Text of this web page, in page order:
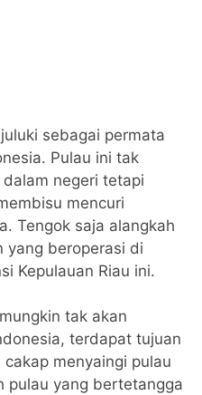
sebagai permata
Pulau ini tak
negeri tetapi
mencuri
Tengok saja alangkah
yang beroperasi di
Kepulauan Riau ini.
tak akan
terdapat tujuan
menyaingi pulau
pulau yang bertetangga